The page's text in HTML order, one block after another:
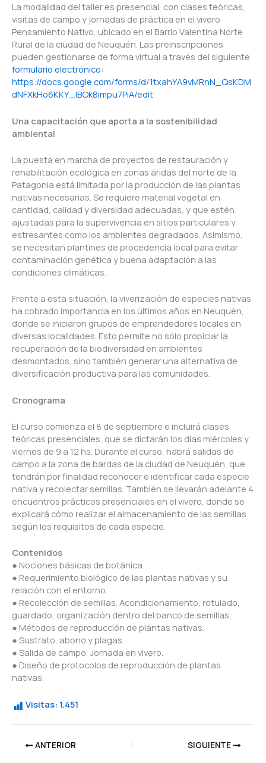
La modalidad del taller es presencial, con clases teóricas,
visitas de campo y jornadas de práctica en el vivero
Pensamiento Nativo, ubicado en el Barrio Valentina Norte
Rural de la ciudad de Neuquén. Las preinscripciones
pueden gestionarse de forma virtual a través del siguiente
formulario electrónico:
https://docs.google.com/forms/d/1txahYA9vMRnN_QsKDM
dNFXkHo6KKY_lBOk8impu7PiA/edit
Una capacitación que aporta a la sostenibilidad
ambiental
La puesta en marcha de proyectos de restauración y
rehabilitación ecológica en zonas áridas del norte de la
Patagonia está limitada por la producción de las plantas
nativas necesarias. Se requiere material vegetal en
cantidad, calidad y diversidad adecuadas, y que estén
ajustadas para la supervivencia en sitios particulares y
estresantes como los ambientes degradados. Asimismo,
se necesitan plantines de procedencia local para evitar
contaminación genética y buena adaptación a las
condiciones climáticas.
Frente a esta situación, la viverización de especies nativas
ha cobrado importancia en los últimos años en Neuquén,
donde se iniciaron grupos de emprendedores locales en
diversas localidades. Esto permite no sólo propiciar la
recuperación de la biodiversidad en ambientes
desmontados, sino también generar una alternativa de
diversificación productiva para las comunidades.
Cronograma
El curso comienza el 8 de septiembre e incluirá clases
teóricas presenciales, que se dictarán los días miércoles y
viernes de 9 a 12 hs. Durante el curso, habrá salidas de
campo a la zona de bardas de la ciudad de Neuquén, que
tendrán por finalidad reconocer e identificar cada especie
nativa y recolectar semillas. También se llevarán adelante 4
encuentros prácticos presenciales en el vivero, donde se
explicará cómo realizar el almacenamiento de las semillas
según los requisitos de cada especie.
Contenidos
● Nociones básicas de botánica.
● Requerimiento biológico de las plantas nativas y su
relación con el entorno.
● Recolección de semillas. Acondicionamiento, rotulado,
guardado, organización dentro del banco de semillas.
● Métodos de reproducción de plantas nativas.
● Sustrato, abono y plagas.
● Salida de campo. Jornada en vivero.
● Diseño de protocolos de reproducción de plantas
nativas.
Visitas: 1.451
ANTERIOR SIGUIENTE